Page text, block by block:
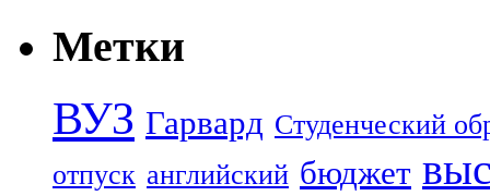
Метки
ВУЗ Гарвард Студенческий
отпуск английский бюджет